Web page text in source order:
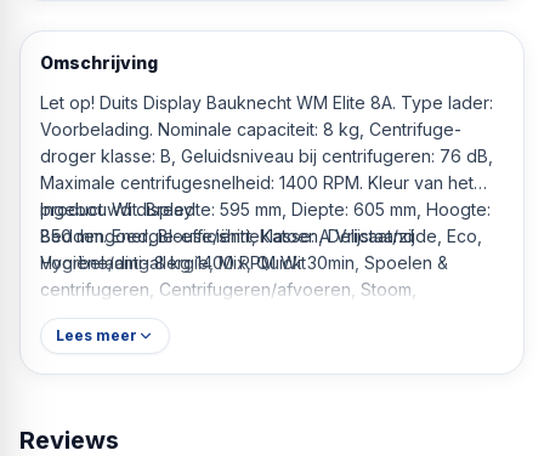
Omschrijving
Let op! Duits Display
Voorbelading. Nominale capaciteit: 8 kg, Centrifuge-
droger klasse: B, Geluidsniveau bij centrifugeren: 76 dB,
Maximale centrifugesnelheid: 1400 RPM. Kleur van het
product: Wit. Breedte: 595 mm, Diepte: 605 mm, Hoogte:
850 mm. Energie-efficiëntieklasse: A Vrijstaand
Voorbelading 8 kg 1400 RPM Wit
Ingebouwd display
Beddengoed, Blouse/shirt, Katoen, Delicaat/zijde, Eco,
Hygiëne/anti-allergie, Mix, Quick 30min, Spoelen &
centrifugeren, Centrifugeren/afvoeren, Stoom,
Synthetische, Wit, Wol
Uitgestelde start timer Resterende tijd indicatie Kinderslot
Centrifuge-droger klasse: B
Lees meer
Reviews